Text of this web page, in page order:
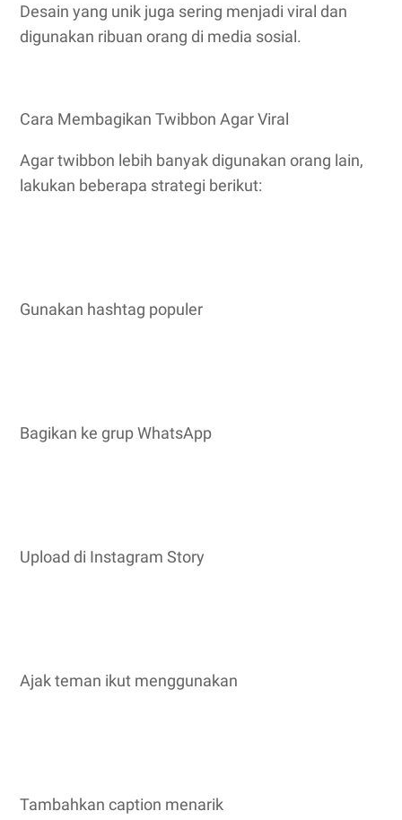
Desain yang unik juga sering menjadi viral dan
digunakan ribuan orang di media sosial.
Cara Membagikan Twibbon Agar Viral
Agar twibbon lebih banyak digunakan orang lain,
lakukan beberapa strategi berikut:
Gunakan hashtag populer
Bagikan ke grup WhatsApp
Upload di Instagram Story
Ajak teman ikut menggunakan
Tambahkan caption menarik